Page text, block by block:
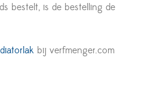
bestelt, is de bestelling de
bij verfmenger.com